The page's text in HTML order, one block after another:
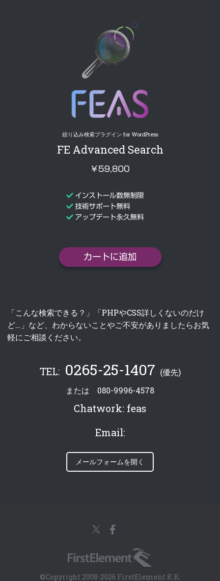
絞り込み検索プラグイン for WordPress
FE Advanced Search
￥59,800
インストール数無制限
技術サポート無料
アップデート永久無料
カートに追加
「こんな検索できる？」「PHPやCSS詳しくないのだけ
ど…」など、わからないことやご不安がありましたらお気
軽にご相談ください。
TEL: 0265-25-1407 (優先)
または 080-9996-4578
Chatwork: feas
Email:
メールフォームを開く
©Copyright 2008-2026 FirstElement K.K.